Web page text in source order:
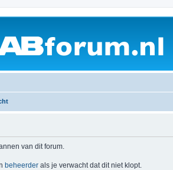
van dit forum.
beheerder als je verwacht dat dit niet klopt.